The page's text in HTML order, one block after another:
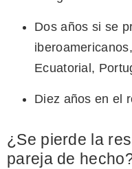
Dos años si se
Ecuatorial,
Diez años en el
¿Se pierde la
pareja de